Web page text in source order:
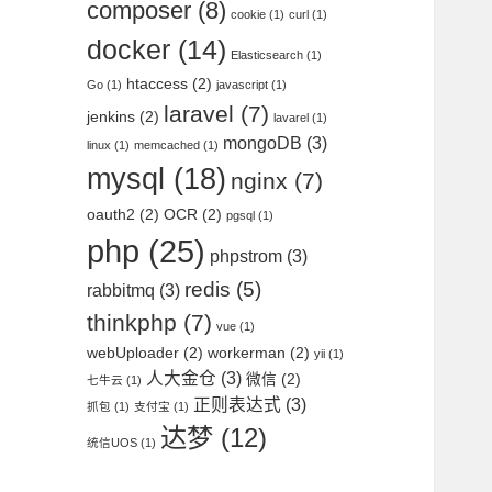
composer (8) cookie (1) curl (1)
docker (14) Elasticsearch (1)
Go (1) htaccess (2) javascript (1)
jenkins (2) laravel (7) lavarel (1)
linux (1) memcached (1) mongoDB (3)
mysql (18) nginx (7)
oauth2 (2) OCR (2) pgsql (1)
php (25) phpstrom (3)
rabbitmq (3) redis (5)
thinkphp (7) vue (1)
webUploader (2) workerman (2) yii (1)
七牛云 (1) 人大金仓 (3) 微信 (2)
抓包 (1) 支付宝 (1) 正则表达式 (3)
统信UOS (1) 达梦 (12)